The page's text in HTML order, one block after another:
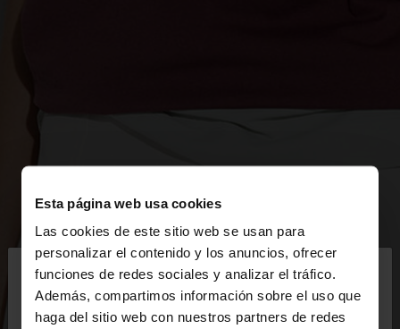
Esta página web usa cookies
Las cookies de este sitio web se usan para
personalizar el contenido y los anuncios, ofrecer
funciones de redes sociales y analizar el tráfico.
Además, compartimos información sobre el uso que
haga del sitio web con nuestros partners de redes
hola
Estás accediendo a la web de España. ¿Quieres ir a